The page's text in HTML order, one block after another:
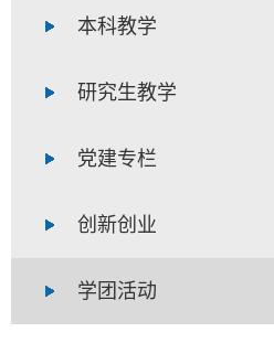
本科教学
研究生教学
党建专栏
创新创业
学团活动